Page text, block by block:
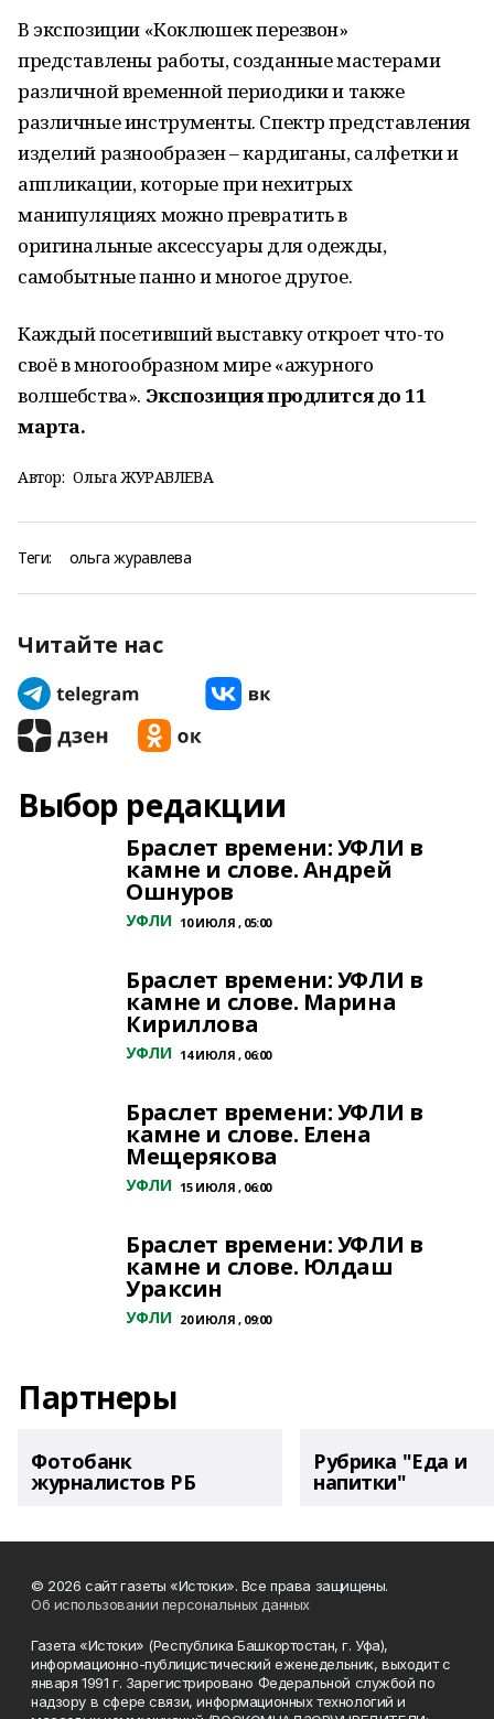
В экспозиции «Коклюшек перезвон»
представлены работы, созданные мастерами
различной временной периодики и также
различные инструменты. Спектр представления
изделий разнообразен – кардиганы, салфетки и
аппликации, которые при нехитрых
манипуляциях можно превратить в
оригинальные аксессуары для одежды,
самобытные панно и многое другое.
Каждый посетивший выставку откроет что-то
своё в многообразном мире «ажурного
волшебства». Экспозиция продлится до 11
марта.
Автор: Ольга ЖУРАВЛЕВА
Теги: ольга журавлева
Читайте нас
Выбор редакции
Браслет времени: УФЛИ в
камне и слове. Андрей
Ошнуров
УФЛИ 10 ИЮЛЯ , 05:00
Браслет времени: УФЛИ в
камне и слове. Марина
Кириллова
УФЛИ 14 ИЮЛЯ , 06:00
Браслет времени: УФЛИ в
камне и слове. Елена
Мещерякова
УФЛИ 15 ИЮЛЯ , 06:00
Браслет времени: УФЛИ в
камне и слове. Юлдаш
Ураксин
УФЛИ 20 ИЮЛЯ , 09:00
Партнеры
Фотобанк
журналистов РБ
Рубрика "Еда и
напитки"
© 2026 сайт газеты «Истоки». Все права защищены.
Об использовании персональных данных
Газета «Истоки» (Республика Башкортостан, г. Уфа),
информационно-публицистический еженедельник, выходит с
января 1991 г. Зарегистрировано Федеральной службой по
надзору в сфере связи, информационных технологий и